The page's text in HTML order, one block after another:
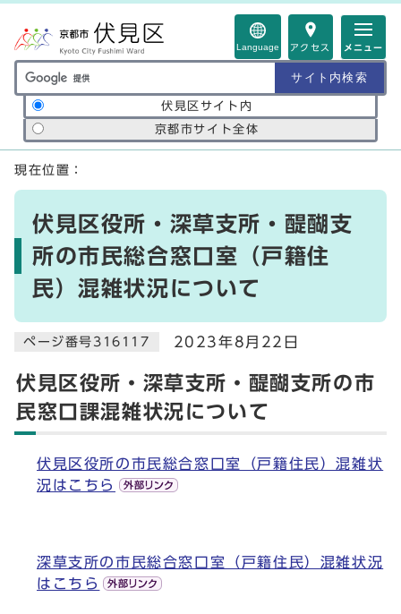
Language アクセス メニュー
サイト内検索の範囲
伏見区サイト内
京都市サイト全体
ここから本文です
現在位置：
伏見区役所・深草支所・醍醐支
所の市民総合窓口室（戸籍住
民）混雑状況について
ページ番号316117 2023年8月22日
伏見区役所・深草支所・醍醐支所の市
民窓口課混雑状況について
伏見区役所の市民総合窓口室（戸籍住民）混雑状
況はこちら
深草支所の市民総合窓口室（戸籍住民）混雑状況
はこちら